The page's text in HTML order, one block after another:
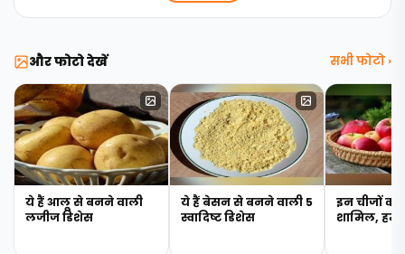
और फोटो देखें सभी फोटो ›
ये हैं आलू से बनने वाली
लजीज डिशेस
ये हैं बेसन से बनने वाली 5
स्वादिष्ट डिशेस
इन चीजों
शामिल,